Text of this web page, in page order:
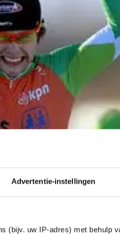
Advertentie-instellingen
(bijv. uw IP-adres) met behulp